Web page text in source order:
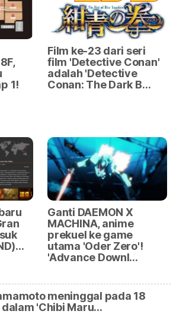
1!
Film ke-23 dari seri
film 'Detective Conan'
adalah 'Detective
Conan: The Dark B…
Ganti DAEMON X
MACHINA, anime
prekuel ke game
utama 'Oder Zero'!
'Advance Downl…
meninggal pada 18
'Chibi Maru…